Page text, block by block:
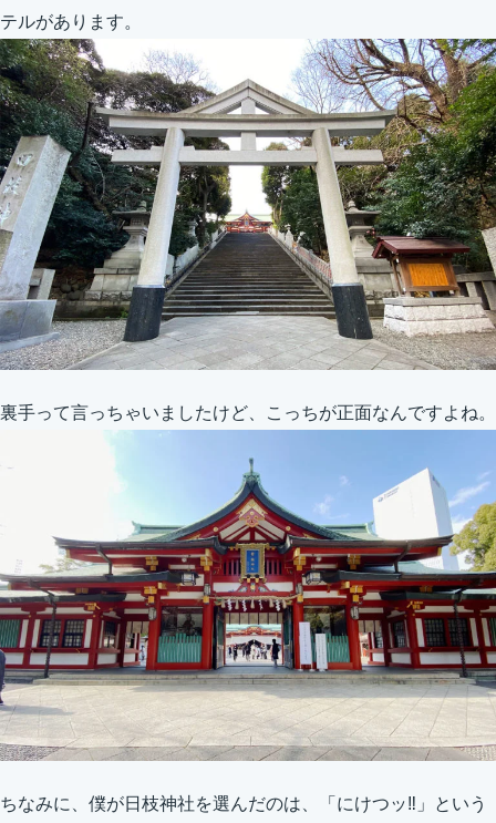
テルがあります。
裏手って言っちゃいましたけど、こっちが正面なんですよね。
ちなみに、僕が日枝神社を選んだのは、「にけつッ‼︎」という